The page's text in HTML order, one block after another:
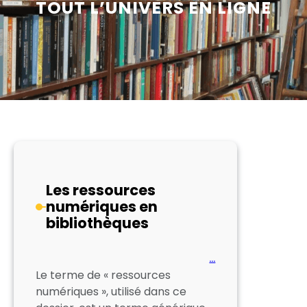
TOUT L’UNIVERS EN LIGNE
Les ressources
numériques en
bibliothèques
…
Le terme de « ressources
numériques », utilisé dans ce